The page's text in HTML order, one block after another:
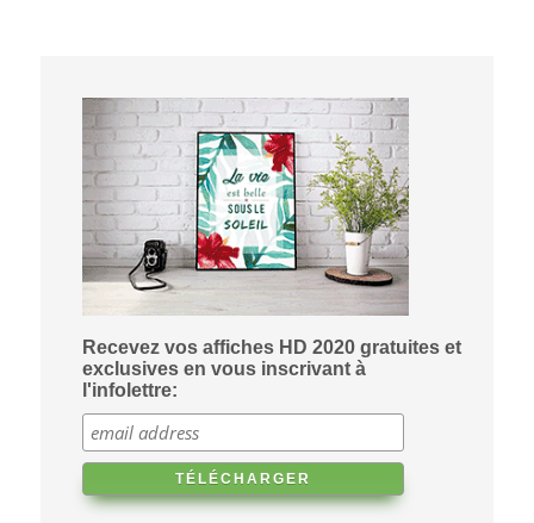
Recevez vos affiches HD 2020 gratuites et
exclusives en vous inscrivant à
l'infolettre: